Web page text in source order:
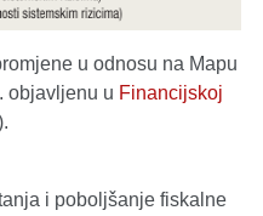
u odnosu na Mapu
objavljenu u Financijskoj
i poboljšanje fiskalne